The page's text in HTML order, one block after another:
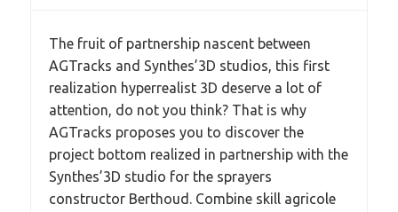
The fruit of partnership nascent between
AGTracks and Synthes’3D studios, this first
realization hyperrealist 3D deserve a lot of
attention, do not you think? That is why
AGTracks proposes you to discover the
project bottom realized in partnership with the
Synthes’3D studio for the sprayers
constructor Berthoud. Combine skill agricole